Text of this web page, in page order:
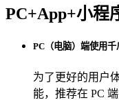
PC+App+小程
PC（电脑）端使用千
为了更好的用户
能，推荐在 PC